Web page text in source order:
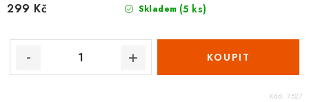
Skladem (5 ks)
299 Kč
Kód: 7527